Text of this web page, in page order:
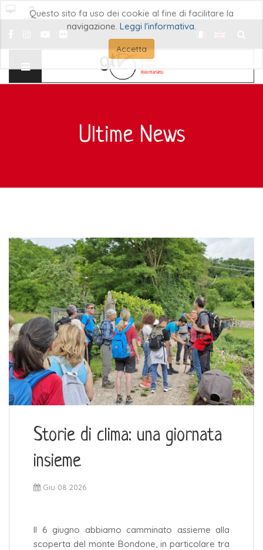
Questo sito fa uso dei cookie al fine di facilitare la
navigazione. Leggi l'informativa.
Accetta
Ultime News
Storie di clima: una giornata
insieme
Giu 08 2026
Il 6 giugno abbiamo camminato assieme alla
scoperta del monte Bondone, in particolare tra